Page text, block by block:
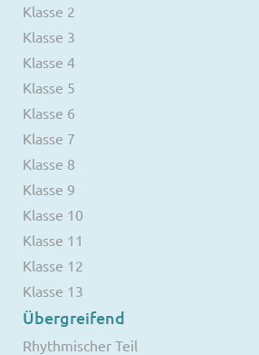
Klasse 2
Klasse 3
Klasse 4
Klasse 5
Klasse 6
Klasse 7
Klasse 8
Klasse 9
Klasse 10
Klasse 11
Klasse 12
Klasse 13
Übergreifend
Rhythmischer Teil